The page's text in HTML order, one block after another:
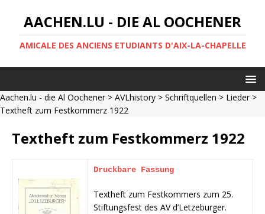
AACHEN.LU - DIE AL OOCHENER
AMICALE DES ANCIENS ETUDIANTS D'AIX-LA-CHAPELLE
Aachen.lu - die Al Oochener> AVLhistory > Schriftquellen > Lieder>
Textheft zum Festkommerz 1922
Textheft zum Festkommerz 1922
Druckbare Fassung
Textheft zum Festkommers zum 25.
Stiftungsfest des AV d’Letzeburger.